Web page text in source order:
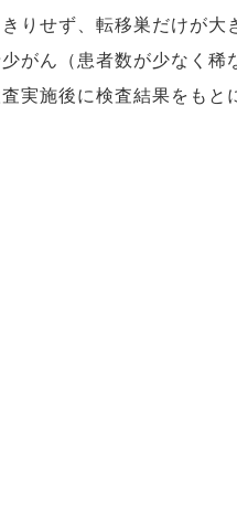
りせず、転移巣だけが大
がん（患者数が少なく稀
実施後に検査結果をも